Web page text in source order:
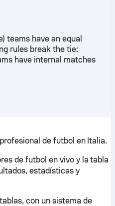
teams have an equal
rules break the tie:
have internal matches
de futbol en Italia.
de futbol en vivo y la tabla
estadísticas y
con un sistema de